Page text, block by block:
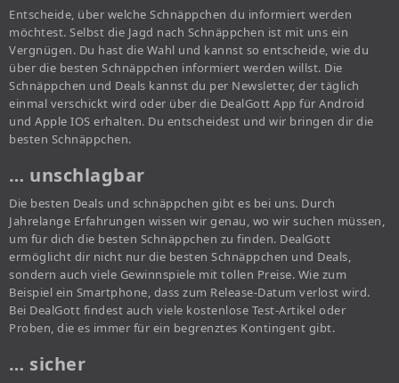
Entscheide, über welche Schnäppchen du informiert werden
möchtest. Selbst die Jagd nach Schnäppchen ist mit uns ein
Vergnügen. Du hast die Wahl und kannst so entscheide, wie du
über die besten Schnäppchen informiert werden willst. Die
Schnäppchen und Deals kannst du per Newsletter, der täglich
einmal verschickt wird oder über die DealGott App für Android
und Apple IOS erhalten. Du entscheidest und wir bringen dir die
besten Schnäppchen.
… unschlagbar
Die besten Deals und schnäppchen gibt es bei uns. Durch
Jahrelange Erfahrungen wissen wir genau, wo wir suchen müssen,
um für dich die besten Schnäppchen zu finden. DealGott
ermöglicht dir nicht nur die besten Schnäppchen und Deals,
sondern auch viele Gewinnspiele mit tollen Preise. Wie zum
Beispiel ein Smartphone, dass zum Release-Datum verlost wird.
Bei DealGott findest auch viele kostenlose Test-Artikel oder
Proben, die es immer für ein begrenztes Kontingent gibt.
… sicher